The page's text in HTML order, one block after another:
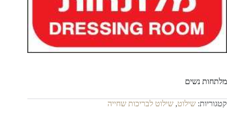
מלתחות נשים
קטגוריות: שילוט, שילוט לבריכות שחייה